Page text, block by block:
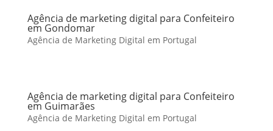
Agência de marketing digital para Confeiteiro
em Gondomar
Agência de Marketing Digital em Portugal
Agência de marketing digital para Confeiteiro
em Guimarães
Agência de Marketing Digital em Portugal